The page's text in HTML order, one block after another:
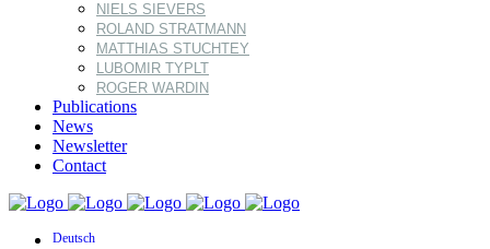
NIELS SIEVERS
ROLAND STRATMANN
MATTHIAS STUCHTEY
LUBOMIR TYPLT
ROGER WARDIN
Publications
News
Newsletter
Contact
Deutsch